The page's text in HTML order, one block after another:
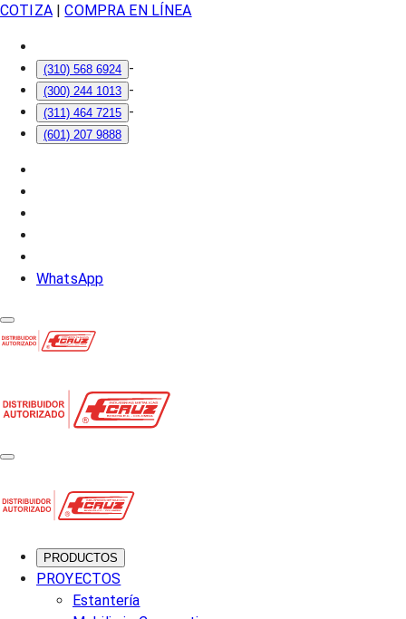
COTIZA| COMPRA EN LÍNEA
(310) 568 6924 -
(300) 244 1013 -
(311) 464 7215 -
(601) 207 9888
WhatsApp
PRODUCTOS
PROYECTOS
Estantería